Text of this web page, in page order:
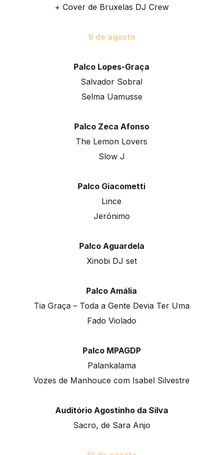
+ Cover de Bruxelas DJ Crew
9 de agosto
Palco Lopes-Graça
Salvador Sobral
Selma Uamusse
Palco Zeca Afonso
The Lemon Lovers
Slow J
Palco Giacometti
Lince
Jerónimo
Palco Aguardela
Xinobi DJ set
Palco Amália
Tia Graça – Toda a Gente Devia Ter Uma
Fado Violado
Palco MPAGDP
Palankalama
Vozes de Manhouce com Isabel Silvestre
Auditório Agostinho da Silva
Sacro, de Sara Anjo